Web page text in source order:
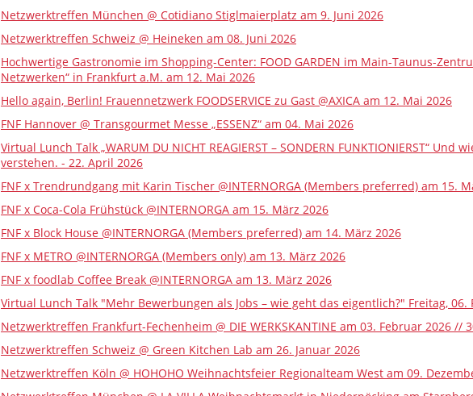
Netzwerktreffen München @ Cotidiano Stiglmaierplatz am 9. Juni 2026
Netzwerktreffen Schweiz @ Heineken am 08. Juni 2026
Hochwertige Gastronomie im Shopping-Center: FOOD GARDEN im Main-Taunus-
Netzwerken“ in Frankfurt a.M. am 12. Mai 2026
Hello again, Berlin! Frauennetzwerk FOODSERVICE zu Gast @AXICA am 12. Mai 2026
FNF Hannover @ Transgourmet Messe „ESSENZ“ am 04. Mai 2026
Virtual Lunch Talk „WARUM DU NICHT REAGIERST – SONDERN FUNKTIONIERST“
verstehen. - 22. April 2026
FNF x Trendrundgang mit Karin Tischer @INTERNORGA (Members preferred) am 15.
FNF x Coca-Cola Frühstück @INTERNORGA am 15. März 2026
FNF x Block House @INTERNORGA (Members preferred) am 14. März 2026
FNF x METRO @INTERNORGA (Members only) am 13. März 2026
FNF x foodlab Coffee Break @INTERNORGA am 13. März 2026
Virtual Lunch Talk "Mehr Bewerbungen als Jobs – wie geht das eigentlich?" Freitag,
Netzwerktreffen Frankfurt-Fechenheim @ DIE WERKSKANTINE am 03. Februar 2026 //
Netzwerktreffen Schweiz @ Green Kitchen Lab am 26. Januar 2026
Netzwerktreffen Köln @ HOHOHO Weihnachtsfeier Regionalteam West am 09.